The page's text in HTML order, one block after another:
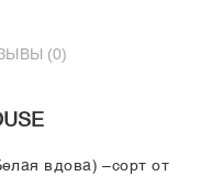
ОТЗЫВЫ (0)
вдова) –сорт от